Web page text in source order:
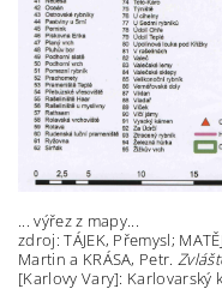
... výřez z mapy...
zdroj: TÁJEK, Přemysl;
Martin a KRÁSA, Petr.
[Karlovy Vary]: Karlovarský